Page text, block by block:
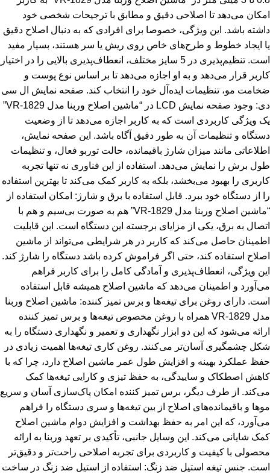
امکان می‌دهد تا اصلاحی دقیق و مطابق با ترجیحات شخصی خود
داشته باشد. این ویژگی، خصوصا برای افرادی که به دنبال اصلاح دقیق
یا ایجاد خطوط و طرح‌های خاص روی ریش یا سر هستند، بسیار مفید
است. تنظیم‌پذیری در 5 سایز مختلف، انعطاف‌پذیری بالایی را در اختیار
کاربر قرار می‌دهد و به او اجازه می‌دهد تا بر اساس نوع پوست و
ضخامت مو، تنظیمات ایده‌آل خود را انتخاب کند. صفحه نمایش ال سی
دی: وجود صفحه نمایش LCD در “ماشین اصلاح وربنا مدل VR-1829”
یک ویژگی کاربردی است که به کاربر اجازه می‌دهد تا از وضعیت
دستگاه و تنظیمات آن به طور دقیق آگاه باشد. این صفحه نمایش،
اطلاعاتی مانند میزان شارژ باقیمانده، حالت توربو فعال، و تنظیمات
طول برش را نمایش می‌دهد. استفاده از این فناوری نه تنها تجربه
کاربری را بهبود می‌بخشد، بلکه به کاربر کمک می‌کند تا بهترین استفاده
را از دستگاه خود ببرد. قابل استفاده با برق و شارژ: امکان استفاده از
“ماشین اصلاح وربنا مدل VR-1829” هم به صورت بی‌سیم و هم با
اتصال به برق، یکی از مزایای برجسته این دستگاه است. این قابلیت
اطمینان حاصل می‌کند که کاربر در هر شرایطی می‌تواند از ماشین
اصلاح استفاده کند، حتی اگر فراموش کرده باشد دستگاه را شارژ کند.
این ویژگی، انعطاف‌پذیری و آمادگی کامل را برای کاربر فراهم
می‌آورد و اطمینان می‌دهد که ماشین اصلاح همیشه قابل استفاده
است. دارای روغن برای تیغه‌ها و برس تمیز کننده: ماشین اصلاح وربنا
مدل VR-1829 همراه با روغن مخصوص تیغه‌ها و برس تمیز کننده
ارائه می‌شود که این دو ابزار نگهداری و تعمیر و نگهداری دستگاه را به
شکل چشمگیری آسان‌تر می‌کنند. روغن کاری تیغه‌ها اهمیت زیادی در
حفظ عملکرد بهینه و افزایش طول عمر ماشین اصلاح دارد، چرا که با
کاهش اصطکاک و ساییدگی، به حفظ تیزی و کارایی تیغه‌ها کمک
می‌کند. از طرف دیگر، برس تمیز کننده امکان پاک‌سازی آسان و سریع
موها و باقیمانده‌های اصلاح از بین تیغه‌ها و سری دستگاه را فراهم
می‌آورد، که این امر به حفظ بهداشت و افزایش دوام ماشین اصلاح
کمک شایانی می‌کند. این وسایل جانبی، تأکیدی بر تعهد وربنا به ارائه
محصولی با کیفیت و کاربردی برای تجربه اصلاحی راحت‌تر و دقیق‌تر
است. جنس تیغه استیل ضد زنگ: استفاده از استیل ضد زنگ در ساخت